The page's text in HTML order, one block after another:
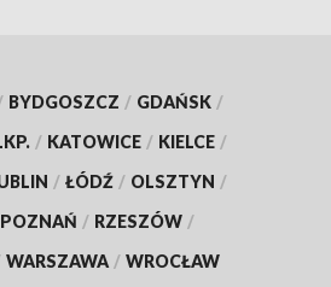
BYDGOSZCZ / GDAŃSK /
/ KATOWICE / KIELCE /
/ ŁÓDŹ / OLSZTYN /
POZNAŃ / RZESZÓW /
WARSZAWA / WROCŁAW